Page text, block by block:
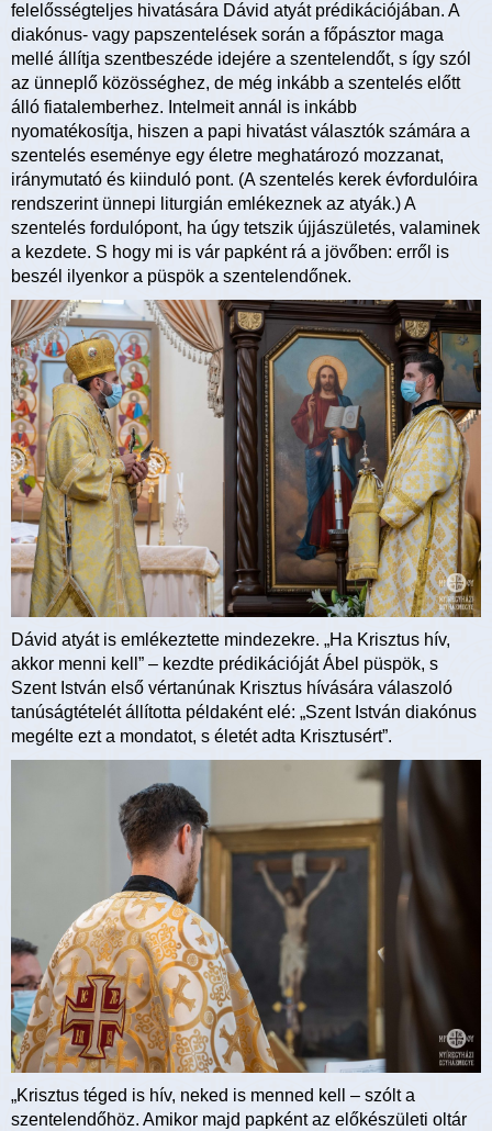
felelősségteljes hivatására Dávid atyát prédikációjában. A
diakónus- vagy papszentelések során a főpásztor maga
mellé állítja szentbeszéde idejére a szentelendőt, s így szól
az ünneplő közösséghez, de még inkább a szentelés előtt
álló fiatalemberhez. Intelmeit annál is inkább
nyomatékosítja, hiszen a papi hivatást választók számára a
szentelés eseménye egy életre meghatározó mozzanat,
iránymutató és kiinduló pont. (A szentelés kerek évfordulóira
rendszerint ünnepi liturgián emlékeznek az atyák.) A
szentelés fordulópont, ha úgy tetszik újjászületés, valaminek
a kezdete. S hogy mi is vár papként rá a jövőben: erről is
beszél ilyenkor a püspök a szentelendőnek.
Dávid atyát is emlékeztette mindezekre. „Ha Krisztus hív,
akkor menni kell” – kezdte prédikációját Ábel püspök, s
Szent István első vértanúnak Krisztus hívására válaszoló
tanúságtételét állította példaként elé: „Szent István diakónus
megélte ezt a mondatot, s életét adta Krisztusért”.
„Krisztus téged is hív, neked is menned kell – szólt a
szentelendőhöz. Amikor majd papként az előkészületi oltár